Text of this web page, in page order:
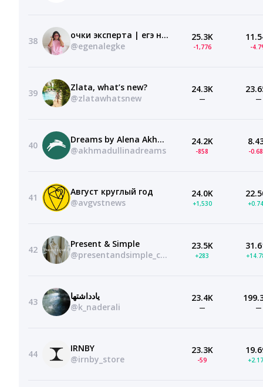
38
очки эксперта | егэ налегке обществознание 2027
@egenalegke
25.3K
-1,776 -
39
Zlata, what’s new?
@zlatawhatsnew
24.3K
— —
40
Dreams by Alena Akhmadullina
@akhmadullinadreams
24.2K
-858 -
41
Август круглый год
@avgvstnews
24.0K
+1,530
42
Present & Simple
@presentandsimple_com
23.5K
+283
43
یادداشتها
@k_naderali
23.4K
— —
44
IRNBY
@irnby_store
23.3K
-59